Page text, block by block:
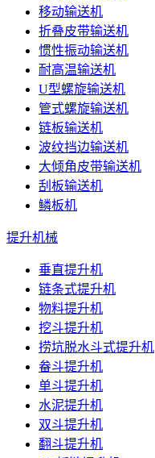
移动输送机
折叠皮带输送机
惯性振动输送机
耐高温输送机
U型螺旋输送机
管式螺旋输送机
链板输送机
波纹挡边输送机
大倾角皮带输送机
刮板输送机
鳞板机
提升机械
垂直提升机
链条式提升机
物料提升机
挖斗提升机
捞坑脱水斗式提升机
畚斗提升机
单斗提升机
水泥提升机
双斗提升机
翻斗提升机